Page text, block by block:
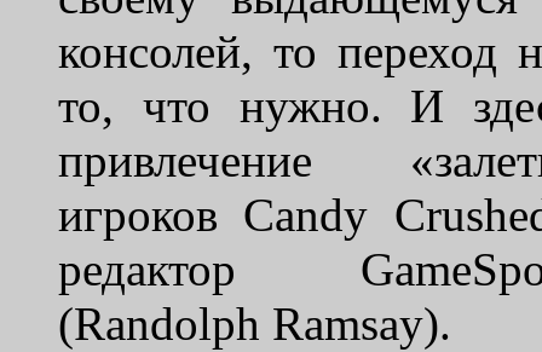
консолей, то переход
то, что нужно. И
привлечение
игроков Candy
редактор
(Randolph Ramsay).